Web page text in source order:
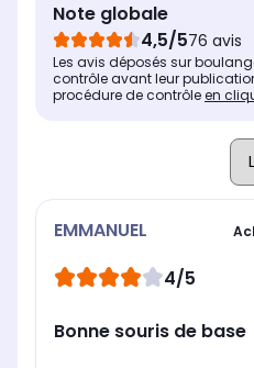
Note globale
4,5/576 avis
Les avis déposés sur
contrôle avant leur
procédure de contrôleen
EMMANUEL
4/5
Bonne souris de base